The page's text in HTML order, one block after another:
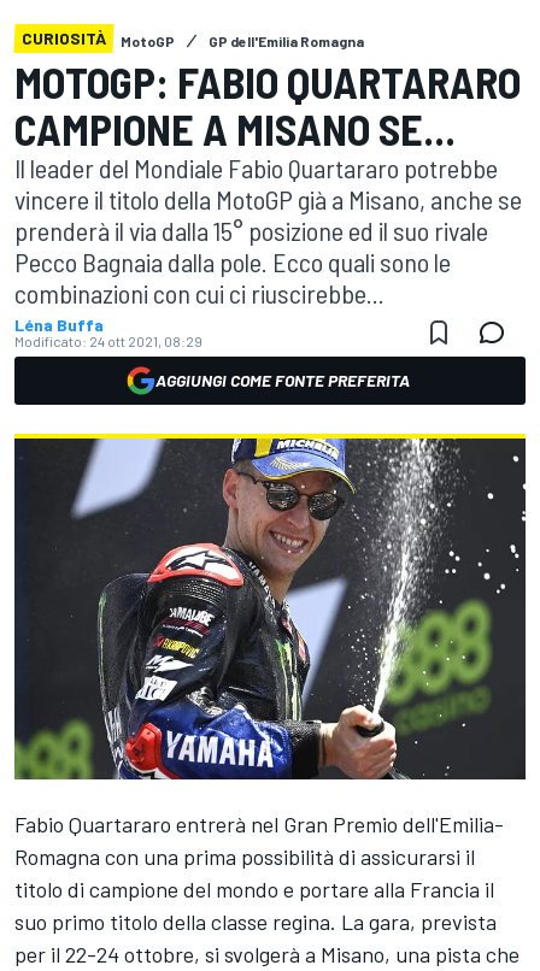
CURIOSITÀ MotoGP GP dell'Emilia Romagna
MOTOGP: FABIO QUARTARARO
CAMPIONE A MISANO SE...
Il leader del Mondiale Fabio Quartararo potrebbe
vincere il titolo della MotoGP già a Misano, anche se
prenderà il via dalla 15° posizione ed il suo rivale
Pecco Bagnaia dalla pole. Ecco quali sono le
combinazioni con cui ci riuscirebbe...
Léna Buffa
Modificato: 24 ott 2021, 08:29
AGGIUNGI COME FONTE PREFERITA
Fabio Quartararo entrerà nel Gran Premio dell'Emilia-
Romagna con una prima possibilità di assicurarsi il
titolo di campione del mondo e portare alla Francia il
suo primo titolo della classe regina. La gara, prevista
per il 22-24 ottobre, si svolgerà a Misano, una pista che